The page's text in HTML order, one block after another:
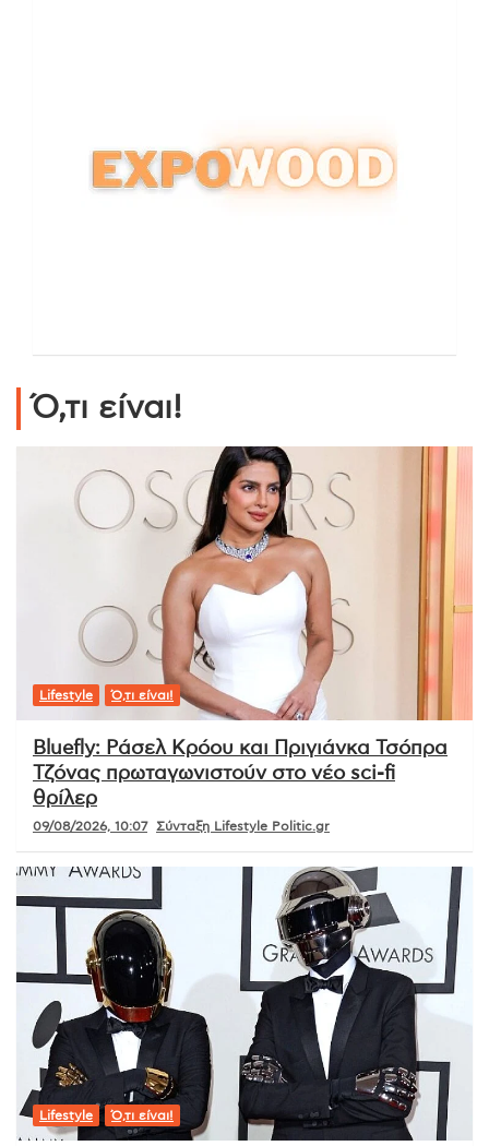
Ό,τι είναι!
Lifestyle Ό,τι είναι!
Bluefly: Ράσελ Κρόου και Πριγιάνκα Τσόπρα
Τζόνας πρωταγωνιστούν στο νέο sci-fi
θρίλερ
09/08/2026, 10:07 Σύνταξη Lifestyle Politic.gr
Lifestyle Ό,τι είναι!